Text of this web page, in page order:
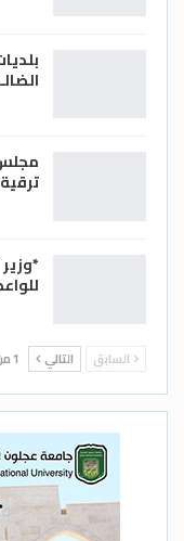
السابق التالي 1 من 629